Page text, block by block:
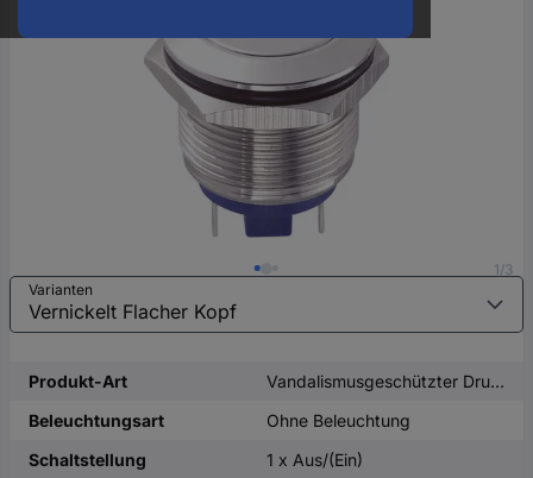
1/3
Varianten
Produkt-Art
Vandalismusgeschützter Drucktaster
Beleuchtungsart
Ohne Beleuchtung
Schaltstellung
1 x Aus/(Ein)